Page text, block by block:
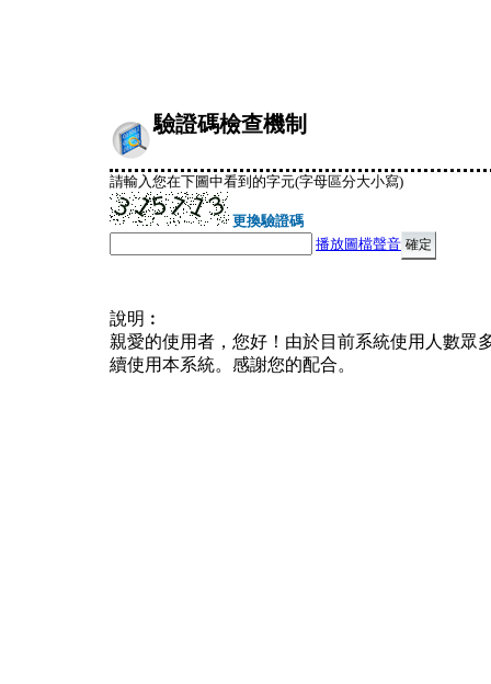
驗證碼檢查機制
請輸入您在下圖中看到的字元(字母區分大小寫)
更換驗證碼
播放圖檔聲音
說明︰
親愛的使用者，您好！由於目前系統使用人數眾
續使用本系統。感謝您的配合。